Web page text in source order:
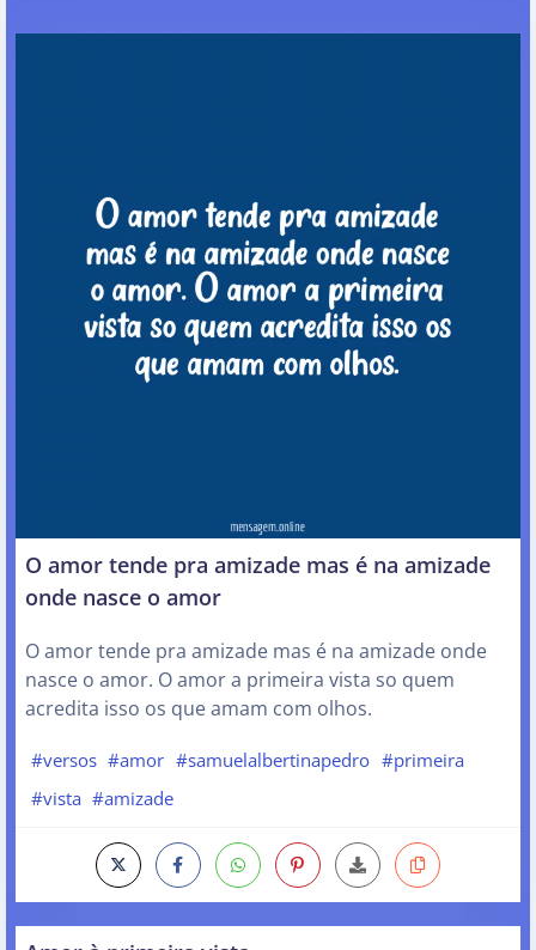
O amor tende pra amizade mas é na amizade
onde nasce o amor
O amor tende pra amizade mas é na amizade onde
nasce o amor. O amor a primeira vista so quem
acredita isso os que amam com olhos.
#versos #amor #samuelalbertinapedro #primeira
#vista #amizade